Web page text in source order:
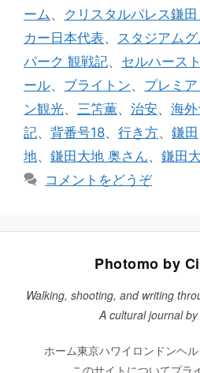
ーム、 クリスタルパレス鎌
カー日本代表、 スタジアムグ
パーク 観戦記、 セルハース
ール、 ブライトン、 プレミ
ン観光、 三笘薫、 治安、 海
記、 背番号18、 行き方、 鎌田
地、 鎌田大地 奥さん、 鎌田
コメントをどうぞ
Photomo by
Walking, shooting, and writing
A cultural journal by
ホーム東京ハワイ ロンドンヘ